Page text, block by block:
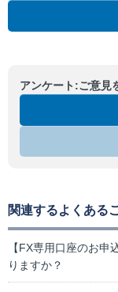
アンケート:ご意見
関連するよくある
【FX専用口座のお
りますか？